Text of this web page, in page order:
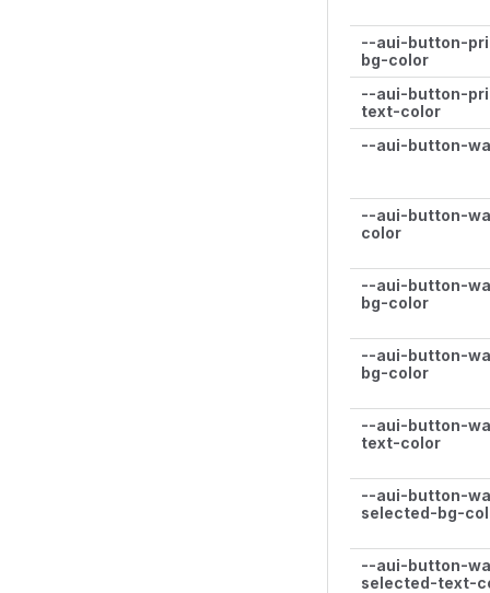
--aui-button-
bg-color
--aui-button-
text-color
--aui-button-
--aui-button-
color
--aui-button-
bg-color
--aui-button-
bg-color
--aui-button-
text-color
--aui-button-
selected-bg-
--aui-button-
selected-text-